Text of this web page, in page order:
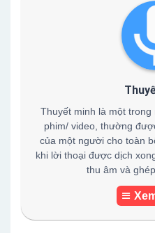
Thuyết minh là một
phim/ video, thường
của một người cho toàn
khi lời thoại được dịch
thu âm và